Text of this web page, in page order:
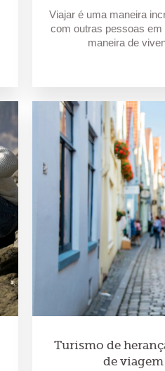
Viajar é uma maneira
com outras pessoas em
maneira de
Turismo de
de